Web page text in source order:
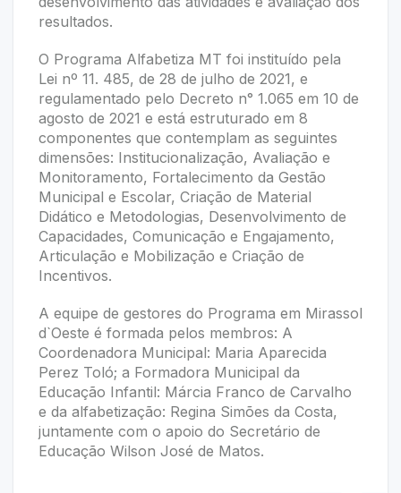
resultados.
O Programa Alfabetiza MT foi instituído pela
Lei nº 11. 485, de 28 de julho de 2021, e
regulamentado pelo Decreto n° 1.065 em 10 de
agosto de 2021 e está estruturado em 8
componentes que contemplam as seguintes
dimensões: Institucionalização, Avaliação e
Monitoramento, Fortalecimento da Gestão
Municipal e Escolar, Criação de Material
Didático e Metodologias, Desenvolvimento de
Capacidades, Comunicação e Engajamento,
Articulação e Mobilização e Criação de
Incentivos.
A equipe de gestores do Programa em Mirassol
d`Oeste é formada pelos membros: A
Coordenadora Municipal: Maria Aparecida
Perez Toló; a Formadora Municipal da
Educação Infantil: Márcia Franco de Carvalho
e da alfabetização: Regina Simões da Costa,
juntamente com o apoio do Secretário de
Educação Wilson José de Matos.